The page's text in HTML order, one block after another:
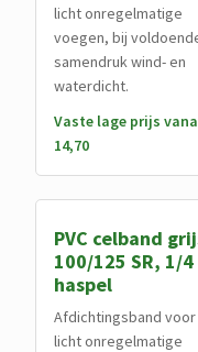
licht onregelmatige
voegen, bij
samendruk wind- en
waterdicht.
Vaste lage prijs
14,70
PVC celband
100/125 SR, 1/4
haspel
Afdichtingsband voor
licht onregelmatige